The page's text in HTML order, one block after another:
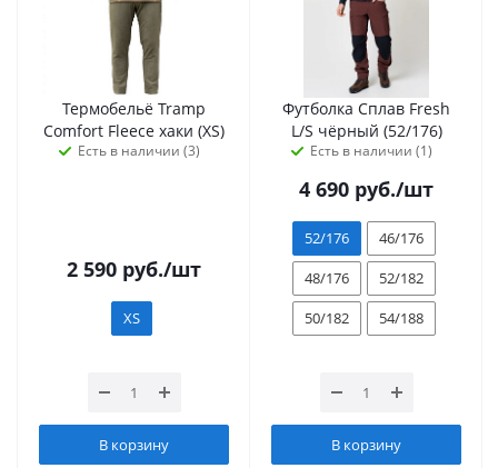
Термобельё Tramp
Comfort Fleece хаки (XS)
Есть в наличии (3)
2 590 руб./шт
XS
В корзину
Футболка Сплав Fresh
L/S чёрный (52/176)
Есть в наличии (1)
4 690 руб./шт
52/176
46/176
48/176
52/182
50/182
54/188
В корзину